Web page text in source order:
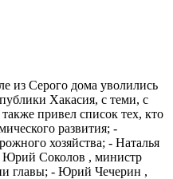
из Серого дома уволились
Хакасия, с теми, с
привел список тех, кто
развития; -
хозяйства; - Наталья
Юрий Соколов , министр
главы; - Юрий Чечерин ,